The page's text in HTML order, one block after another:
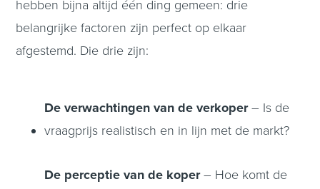
hebben bijna altijd één ding gemeen: drie
belangrijke factoren zijn perfect op elkaar
afgestemd. Die drie zijn:
De verwachtingen van de verkoper– Is de
vraagprijs realistisch en in lijn met de markt?
De perceptie van de koper– Hoe komt de